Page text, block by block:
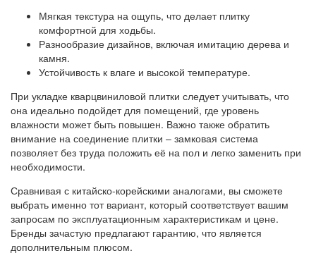
Мягкая текстура на ощупь, что делает плитку
комфортной для ходьбы.
Разнообразие дизайнов, включая имитацию дерева и
камня.
Устойчивость к влаге и высокой температуре.
При укладке кварцвиниловой плитки следует учитывать, что
она идеально подойдет для помещений, где уровень
влажности может быть повышен. Важно также обратить
внимание на соединение плитки – замковая система
позволяет без труда положить её на пол и легко заменить при
необходимости.
Сравнивая с китайско-корейскими аналогами, вы сможете
выбрать именно тот вариант, который соответствует вашим
запросам по эксплуатационным характеристикам и цене.
Бренды зачастую предлагают гарантию, что является
дополнительным плюсом.